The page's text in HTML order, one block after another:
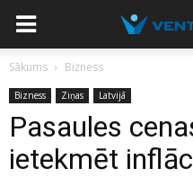
Sākums Bizness
Bizness Ziņas Latvijā
Pasaules
ietekmēt